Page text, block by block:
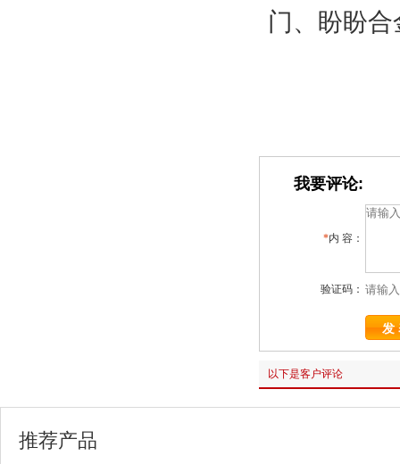
门、盼盼
我要评论:
*内 容：
验证码：
以下是客户评论
推荐产品